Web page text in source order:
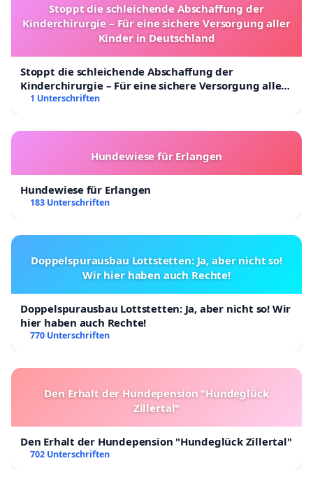
Stoppt die schleichende Abschaffung der
Kinderchirurgie – Für eine sichere Versorgung aller
Kinder in Deutschland
Stoppt die schleichende Abschaffung der
Kinderchirurgie – Für eine sichere Versorgung aller
Kinder in Deutschland
1 Unterschriften
Hundewiese für Erlangen
Hundewiese für Erlangen
183 Unterschriften
Doppelspurausbau Lottstetten: Ja, aber nicht so!
Wir hier haben auch Rechte!
Doppelspurausbau Lottstetten: Ja, aber nicht so! Wir
hier haben auch Rechte!
770 Unterschriften
Den Erhalt der Hundepension "Hundeglück
Zillertal"
Den Erhalt der Hundepension "Hundeglück Zillertal"
702 Unterschriften